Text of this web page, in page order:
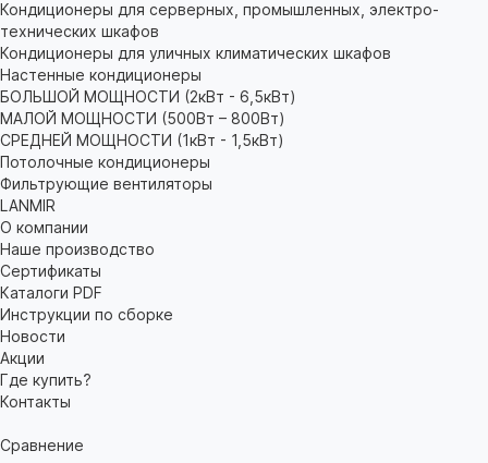
Кондиционеры для серверных, промышленных, электро-
технических шкафов
Кондиционеры для уличных климатических шкафов
Настенные кондиционеры
БОЛЬШОЙ МОЩНОСТИ (2кВт - 6,5кВт)
МАЛОЙ МОЩНОСТИ (500Вт – 800Вт)
СРЕДНЕЙ МОЩНОСТИ (1кВт - 1,5кВт)
Потолочные кондиционеры
Фильтрующие вентиляторы
LANMIR
О компании
Наше производство
Сертификаты
Каталоги PDF
Инструкции по сборке
Новости
Акции
Где купить?
Контакты
Сравнение